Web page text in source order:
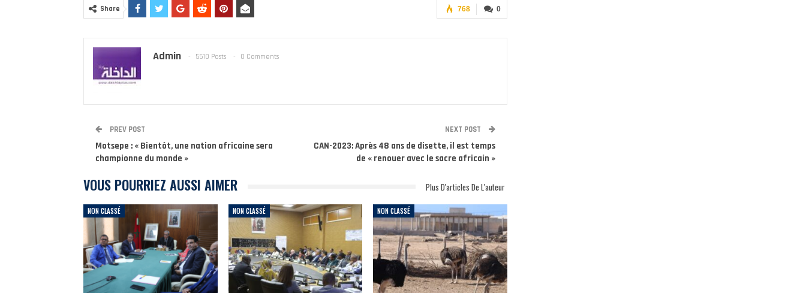
0
768
Share
Admin 5510 Posts 0 Comments
PREV POST
Motsepe : « Bientôt, une nation africaine sera
championne du monde »
NEXT POST
CAN-2023: Après 48 ans de disette, il est temps
de « renouer avec le sacre africain »
VOUS POURRIEZ AUSSI AIMER Plus D'articles De L'auteur
NON CLASSÉ NON CLASSÉ NON CLASSÉ